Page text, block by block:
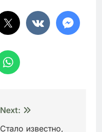
Next:
Стало известно,